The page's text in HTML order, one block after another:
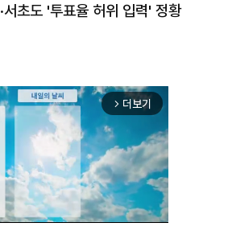
·서초도 '투표율 허위 입력' 정황
arrow_forward_ios 더보기